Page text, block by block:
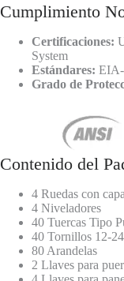
Cumplimiento
Certificaciones:
System
Estándares:
Grado de
Contenido del
4 Ruedas con
4 Niveladores
40 Tuercas Tipo
40 Tornillos 12-24
80 Arandelas
2 Llaves para